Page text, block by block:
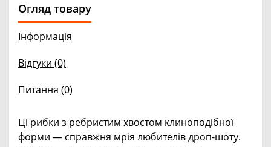
Огляд товару
Інформація
Відгуки (0)
Питання (0)
Ці рибки з ребристим хвостом клиноподібної
форми — справжня мрія любителів дроп-шоту.